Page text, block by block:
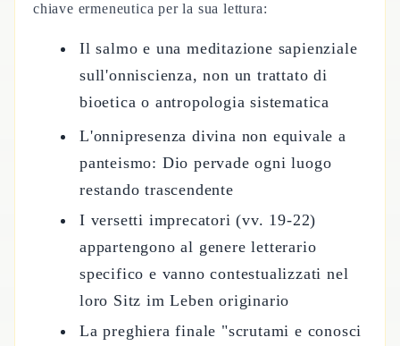
chiave ermeneutica per la sua lettura:
Il salmo e una meditazione sapienziale
sull'onniscienza, non un trattato di
bioetica o antropologia sistematica
L'onnipresenza divina non equivale a
panteismo: Dio pervade ogni luogo
restando trascendente
I versetti imprecatori (vv. 19-22)
appartengono al genere letterario
specifico e vanno contestualizzati nel
loro Sitz im Leben originario
La preghiera finale "scrutami e conosci